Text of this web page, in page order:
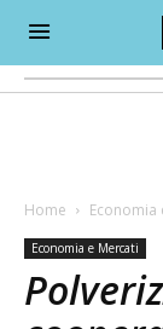
Home Economia
Economia e Mercati